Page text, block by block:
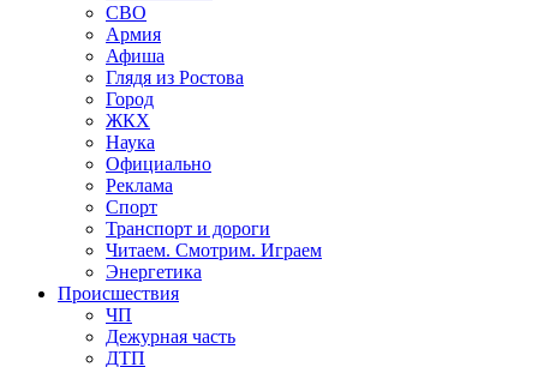
СВО
Армия
Афиша
Глядя из Ростова
Город
ЖКХ
Наука
Официально
Реклама
Спорт
Транспорт и дороги
Читаем. Смотрим. Играем
Энергетика
Происшествия
ЧП
Дежурная часть
ДТП